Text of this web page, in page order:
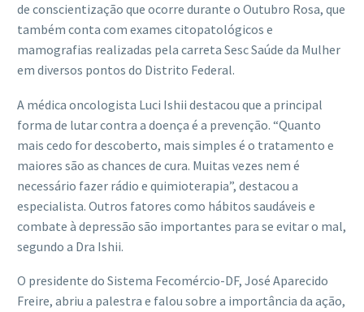
de conscientização que ocorre durante o Outubro Rosa, que
também conta com exames citopatológicos e
mamografias realizadas pela carreta Sesc Saúde da Mulher
em diversos pontos do Distrito Federal.
A médica oncologista Luci Ishii destacou que a principal
forma de lutar contra a doença é a prevenção. “Quanto
mais cedo for descoberto, mais simples é o tratamento e
maiores são as chances de cura. Muitas vezes nem é
necessário fazer rádio e quimioterapia”, destacou a
especialista. Outros fatores como hábitos saudáveis e
combate à depressão são importantes para se evitar o mal,
segundo a Dra Ishii.
O presidente do Sistema Fecomércio-DF, José Aparecido
Freire, abriu a palestra e falou sobre a importância da ação,